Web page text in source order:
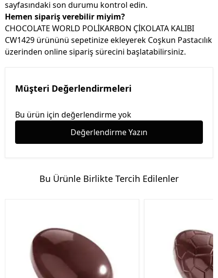
sayfasındaki son durumu kontrol edin.
Hemen sipariş verebilir miyim?
CHOCOLATE WORLD POLİKARBON ÇİKOLATA KALIBI
CW1429 ürününü sepetinize ekleyerek Coşkun Pastacılık
üzerinden online sipariş sürecini başlatabilirsiniz.
Müşteri Değerlendirmeleri
Bu ürün için değerlendirme yok
Değerlendirme Yazın
Bu Ürünle Birlikte Tercih Edilenler